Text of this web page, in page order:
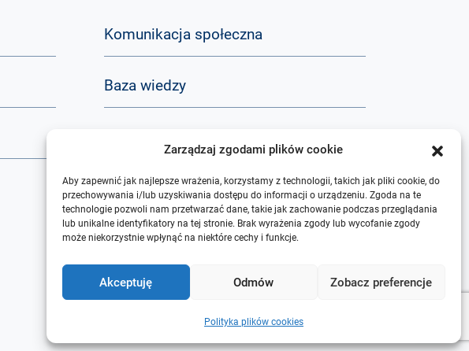
Zarządzaj zgodami plików cookie
Aby zapewnić jak najlepsze wrażenia, korzystamy z technologii, takich jak pliki cookie, do
przechowywania i/lub uzyskiwania dostępu do informacji o urządzeniu. Zgoda na te
technologie pozwoli nam przetwarzać dane, takie jak zachowanie podczas przeglądania
lub unikalne identyfikatory na tej stronie. Brak wyrażenia zgody lub wycofanie zgody
może niekorzystnie wpłynąć na niektóre cechy i funkcje.
Akceptuję Odmów Zobacz preferencje
Polityka plików cookies
Komunikacja społeczna
Baza wiedzy
O nas